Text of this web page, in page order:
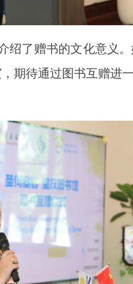
绍了赠书的文化意义
期待通过图书互赠进